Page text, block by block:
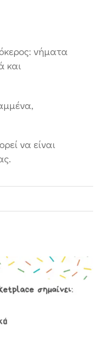
νήματα
και
να είναι